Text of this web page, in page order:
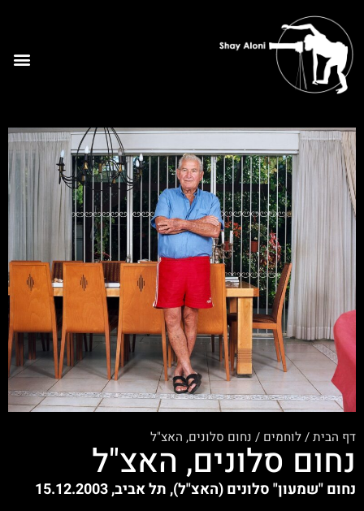
דף הבית/לוחמים / נחום סלונים, האצ"ל
נחום סלונים, האצ"ל
נחום "שמעון" סלונים (האצ"ל), תל אביב, 15.12.2003